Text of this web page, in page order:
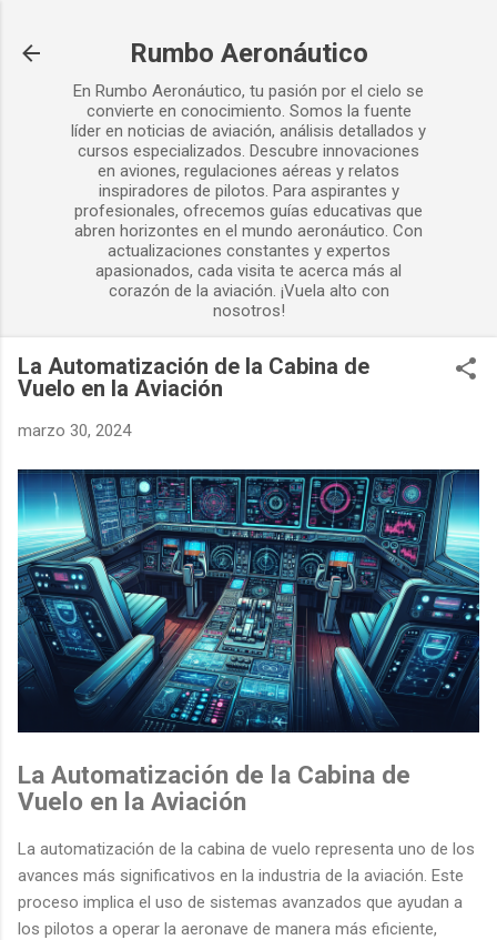
Rumbo Aeronáutico
En Rumbo Aeronáutico, tu pasión por el cielo se
convierte en conocimiento. Somos la fuente
líder en noticias de aviación, análisis detallados y
cursos especializados. Descubre innovaciones
en aviones, regulaciones aéreas y relatos
inspiradores de pilotos. Para aspirantes y
profesionales, ofrecemos guías educativas que
abren horizontes en el mundo aeronáutico. Con
actualizaciones constantes y expertos
apasionados, cada visita te acerca más al
corazón de la aviación. ¡Vuela alto con
nosotros!
La Automatización de la Cabina de
Vuelo en la Aviación
marzo 30, 2024
La Automatización de la Cabina de
Vuelo en la Aviación
La automatización de la cabina de vuelo representa uno de los
avances más significativos en la industria de la aviación. Este
proceso implica el uso de sistemas avanzados que ayudan a
los pilotos a operar la aeronave de manera más eficiente,